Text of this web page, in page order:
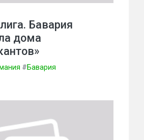
Бавария
дома
#Бавария